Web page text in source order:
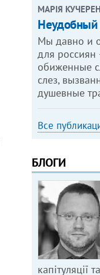
МАРІЯ
​Неудобный
Мы давно и
для
обиженные
слез,
душевные
Все
БЛОГИ
капітуляції